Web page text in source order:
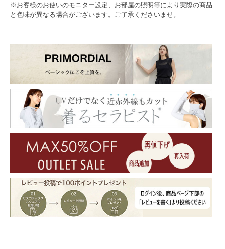
※お客様のお使いのモニター設定、お部屋の照明等により実際の商品
と色味が異なる場合がございます。ご了承くださいませ。